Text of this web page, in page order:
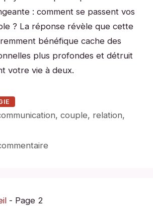
: comment se passent vos
? La réponse révèle que cette
bénéfique cache des
plus profondes et détruit
votre vie à deux.
,couple, relation,
- Page 2